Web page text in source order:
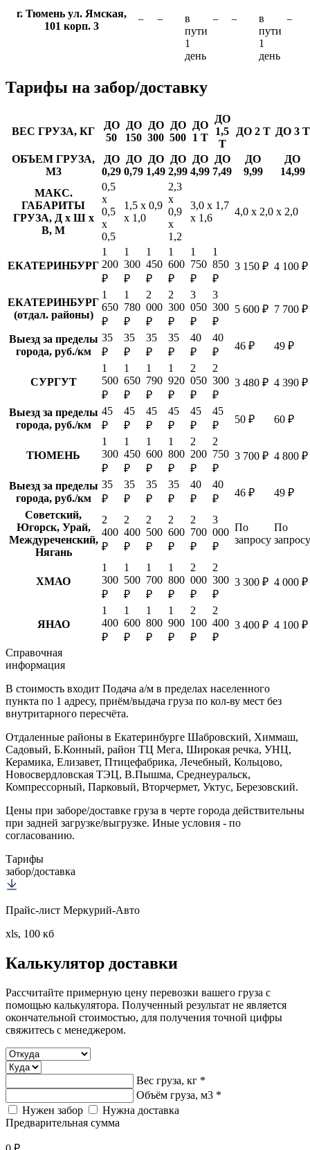
г. Тюмень ул. Ямская,
101 корп. 3
− −
в
пути
1
день
− −
в
пути
1
день
−
Тарифы на забор/доставку
ВЕС ГРУЗА, КГ
ДО
50
ДО
150
ДО
300
ДО
500
ДО
1 Т
ДО
1,5
Т
ДО 2 Т ДО 3 Т
ОБЪЕМ ГРУЗА,
М3
ДО
0,29
ДО
0,79
ДО
1,49
ДО
2,99
ДО
4,99
ДО
7,49
ДО
9,99
ДО
14,99
МАКС.
ГАБАРИТЫ
ГРУЗА, Д х Ш х
В, М
0,5
х
0,5
х
0,5
1,5 х 0,9
х 1,0
2,3
х
0,9
х
1,2
3,0 х 1,7
х 1,6
4,0 х 2,0 х 2,0
ЕКАТЕРИНБУРГ
1
200
₽
1
300
₽
1
450
₽
1
600
₽
1
750
₽
1
850
₽
3 150 ₽ 4 100 ₽
ЕКАТЕРИНБУРГ
(отдал. районы)
1
650
₽
1
780
₽
2
000
₽
2
300
₽
3
050
₽
3
300
₽
5 600 ₽ 7 700 ₽
Выезд за пределы
города, руб./км
35
₽
35
₽
35
₽
35
₽
40
₽
40
₽
46 ₽ 49 ₽
СУРГУТ
1
500
₽
1
650
₽
1
790
₽
1
920
₽
2
050
₽
2
300
₽
3 480 ₽ 4 390 ₽
Выезд за пределы
города, руб./км
45
₽
45
₽
45
₽
45
₽
45
₽
45
₽
50 ₽ 60 ₽
ТЮМЕНЬ
1
300
₽
1
450
₽
1
600
₽
1
800
₽
2
200
₽
2
750
₽
3 700 ₽ 4 800 ₽
Выезд за пределы
города, руб./км
35
₽
35
₽
35
₽
35
₽
40
₽
40
₽
46 ₽
49 ₽
Советский,
Югорск, Урай,
Междуреченский,
Нягань
2
400
₽
2
400
₽
2
500
₽
2
600
₽
2
700
₽
3
000
₽
По
запросу
По
запросу
ХМАО
1
300
₽
1
500
₽
1
700
₽
1
800
₽
2
000
₽
2
300
₽
3 300 ₽ 4 000 ₽
ЯНАО
1
400
₽
1
600
₽
1
800
₽
1
900
₽
2
100
₽
2
400
₽
3 400 ₽ 4 100 ₽
Справочная
информация
В стоимость входит Подача а/м в пределах населенного
пункта по 1 адресу, приём/выдача груза по кол-ву мест без
внутритарного пересчёта.
Отдаленные районы в Екатеринбурге Шабровский, Химмаш,
Садовый, Б.Конный, район ТЦ Мега, Широкая речка, УНЦ,
Керамика, Елизавет, Птицефабрика, Лечебный, Кольцово,
Новосвердловская ТЭЦ, В.Пышма, Среднеуральск,
Компрессорный, Парковый, Вторчермет, Уктус, Березовский.
Цены при заборе/доставке груза в черте города действительны
при задней загрузке/выгрузке. Иные условия - по
согласованию.
Тарифы
забор/доставка
Прайс-лист Меркурий-Авто
xls, 100 кб
Калькулятор доставки
Рассчитайте примерную цену перевозки вашего груза с
помощью калькулятора. Полученный результат не является
окончательной стоимостью, для получения точной цифры
свяжитесь с менеджером.
Вес груза, кг *
Объём груза, м3 *
Нужен забор
Нужна доставка
Предварительная сумма